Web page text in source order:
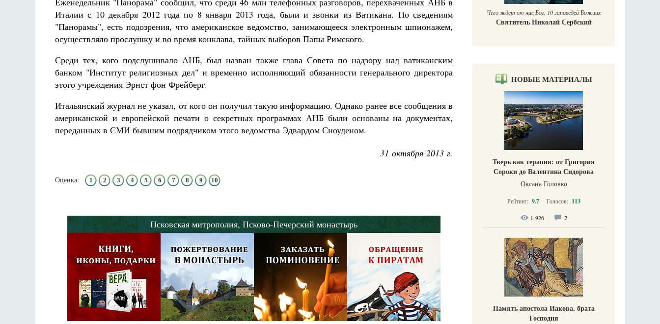
Италии с 10 декабря 2012 года по 8 января 2013 года, были и звонки из Ватикана. По сведениям
"Панорамы", есть подозрения, что американское ведомство, занимающееся электронным шпионажем,
осуществляло прослушку и во время конклава, тайных выборов Папы Римского.
Среди тех, кого подслушивало АНБ, был назван также глава Совета по надзору над ватиканским
банком "Институт религиозных дел" и временно исполняющий обязанности генерального директора
этого учреждения Эрнст фон Фрейберг.
Итальянский журнал не указал, от кого он получил такую информацию. Однако ранее все сообщения в
американской и европейской печати о секретных программах АНБ были основаны на документах,
переданных в СМИ бывшим подрядчиком этого ведомства Эдвардом Сноуденом.
31 октября 2013 г.
Оценка: 1 2 3 4 5 6 7 8 9 10
Псковская митрополия, Псково-Печерский монастырь
Разлуки не будет
Фредерика де Грааф Как найти своё место в жизни Роман Котов Чего ждет от нас Бог. 10 заповедей Божиих
Святитель Николай Сербский
НОВЫЕ МАТЕРИАЛЫ
Тверь как терапия: от Григория
Сороки до Валентина Сидорова
Оксана Головко
Рейтинг: 9.7 Голосов: 113
1 926 2
Память апостола Иакова, брата
Господня